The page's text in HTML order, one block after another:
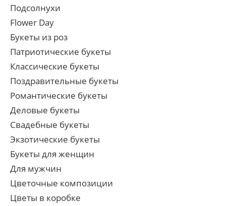
Подсолнухи
Flower Day
Букеты из роз
Патриотические букеты
Классические букеты
Поздравительные букеты
Романтические букеты
Деловые букеты
Свадебные букеты
Экзотические букеты
Букеты для женщин
Для мужчин
Цветочные композиции
Цветы в коробке